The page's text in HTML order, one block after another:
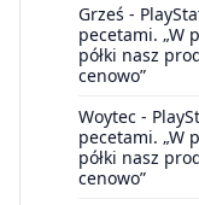
Grześ -
pecetami. „W
półki nasz
cenowo”
Woytec -
pecetami. „W
półki nasz
cenowo”